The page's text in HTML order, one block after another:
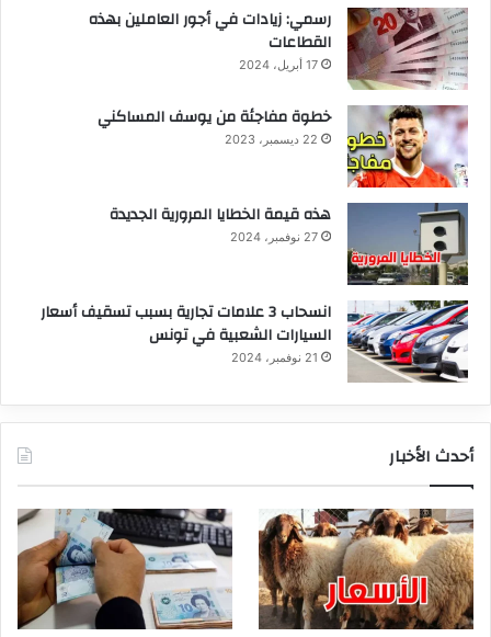
رسمي: زيادات في أجور العاملين بهذه
القطاعات
17 أبريل، 2024
خطوة مفاجئة من يوسف المساكني
22 ديسمبر، 2023
هذه قيمة الخطايا المرورية الجديدة
27 نوفمبر، 2024
انسحاب 3 علامات تجارية بسبب تسقيف أسعار
السيارات الشعبية في تونس
21 نوفمبر، 2024
أحدث الأخبار